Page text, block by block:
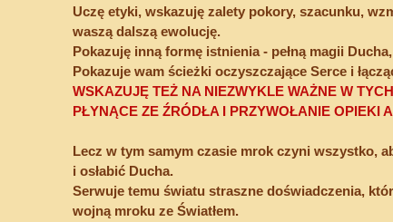
Uczę etyki, wskazuję zalety pokory, szacunku,
waszą dalszą ewolucję.
Pokazuję inną formę istnienia - pełną magii
Pokazuje wam ścieżki oczyszczające Serce i
WSKAZUJĘ TEŻ NA NIEZWYKLE WAŻNE W
PŁYNĄCE ZE ŹRÓDŁA I PRZYWOŁANIE OPIEKI
Lecz w tym samym czasie mrok czyni wszystko,
i osłabić Ducha.
Serwuje temu światu straszne doświadczenia,
wojną mroku ze Światłem.